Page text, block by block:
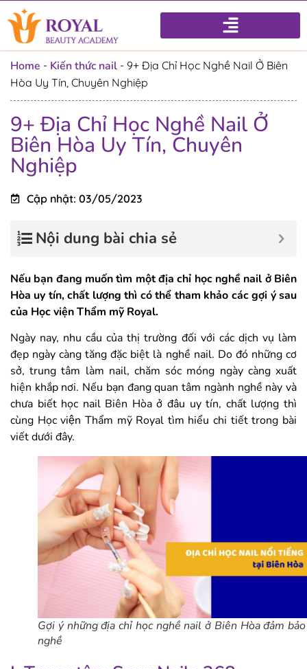
Home - Kiến thức nail - 9+ Địa Chỉ Học Nghề Nail Ở Biên
Hòa Uy Tín, Chuyên Nghiệp
9+ Địa Chỉ Học Nghề Nail Ở
Biên Hòa Uy Tín, Chuyên
Nghiệp
Cập nhật: 03/05/2023
Nội dung bài chia sẻ
Nếu bạn đang muốn tìm một địa chỉ học nghề nail ở Biên
Hòa uy tín, chất lượng thì có thể tham khảo các gợi ý sau
của Học viện Thẩm mỹ Royal.
Ngày nay, nhu cầu của thị trường đối với các dịch vụ làm
đẹp ngày càng tăng đặc biệt là nghề nail. Do đó những cơ
sở, trung tâm làm nail, chăm sóc móng ngày càng xuất
hiện khắp nơi. Nếu bạn đang quan tâm ngành nghề này và
chưa biết học nail Biên Hòa ở đâu uy tín, chất lượng thì
cùng Học viện Thẩm mỹ Royal tìm hiểu chi tiết trong bài
viết dưới đây.
Gợi ý những địa chỉ học nghề nail ở Biên Hòa đảm
nghề